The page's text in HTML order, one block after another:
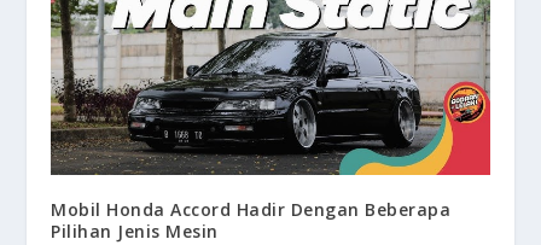
Mobil Honda Accord Hadir Dengan Beberapa
Pilihan Jenis Mesin